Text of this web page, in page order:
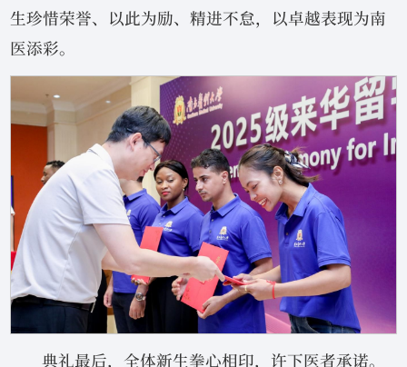
生珍惜荣誉、以此为励、精进不怠，以卓越表现为南
医添彩。
典礼最后，全体新生拳心相印，许下医者承诺。